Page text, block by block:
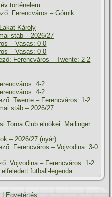
év történelem
Ferencváros – Górnik
Károly
stáb – 2026/27
– Vasas: 0-0
– Vasas: 0-0
Ferencváros – Twente: 2-2
4-2
4-2
Twente – Ferencváros: 1-2
stáb – 2026/27
Torna Club elnökei: Mailinger
– 2026/27 (nyár)
Ferencváros – Vojvodina: 3-0
Vojvodina – Ferencváros: 1-2
futball-legenda
| Egyetértés